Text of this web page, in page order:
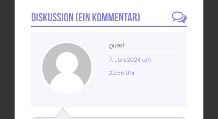
Diskussion (EinKommentar)
guest
7. Juni 2024 um
22:56 Uhr